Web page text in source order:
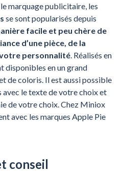
marquage publicitaire, les
se sont popularisés depuis
facile et peu chère de
d’une pièce, de la
personnalité. Réalisés en
disponibles en un grand
de coloris. Il est aussi possible
le texte de votre choix et
de votre choix. Chez Miniox
avec les marques Apple Pie
conseil